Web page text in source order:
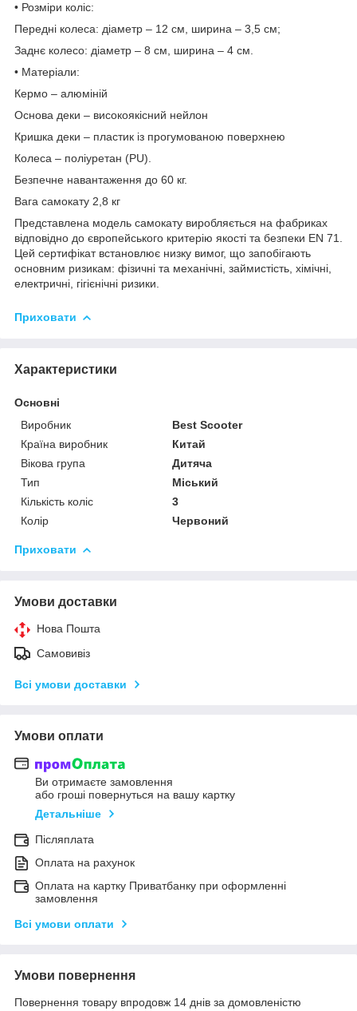
• Розміри коліс:
Передні колеса: діаметр – 12 см, ширина – 3,5 см;
Заднє колесо: діаметр – 8 см, ширина – 4 см.
• Матеріали:
Кермо – алюміній
Основа деки – високоякісний нейлон
Кришка деки – пластик із прогумованою поверхнею
Колеса – поліуретан (PU).
Безпечне навантаження до 60 кг.
Вага самокату 2,8 кг
Представлена ​​модель самокату виробляється на фабриках
відповідно до європейського критерію якості та безпеки EN 71.
Цей сертифікат встановлює низку вимог, що запобігають
основним ризикам: фізичні та механічні, займистість, хімічні,
електричні, гігієнічні ризики.
Приховати
Характеристики
Основні
Виробник
Best Scooter
Країна виробник
Китай
Вікова група
Дитяча
Тип
Міський
Кількість коліс
3
Колір
Червоний
Приховати
Умови доставки
Нова Пошта
Самовивіз
Всі умови доставки
Умови оплати
Ви отримаєте замовлення
або гроші повернуться на вашу картку
Детальніше
Післяплата
Оплата на рахунок
Оплата на картку Приватбанку при оформленні
замовлення
Всі умови оплати
Умови повернення
Повернення товару впродовж 14 днів за домовленістю